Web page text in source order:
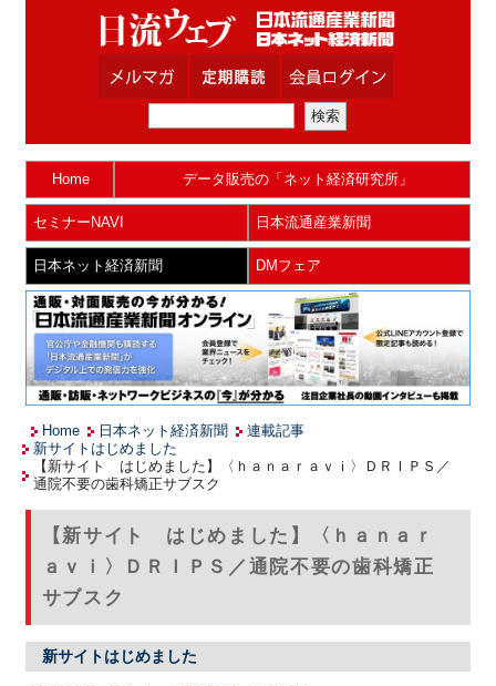
Home データ販売の「ネット経済研究所」
セミナーNAVI 日本流通産業新聞
日本ネット経済新聞 DMフェア
Home 日本ネット経済新聞
連載記事
新サイトはじめました
【新サイト はじめました】〈ｈａｎａｒａｖｉ〉ＤＲＩＰＳ／
通院不要の歯科矯正サブスク
【新サイト はじめました】〈ｈａｎａｒ
ａｖｉ〉ＤＲＩＰＳ／通院不要の歯科矯正
サブスク
新サイトはじめました